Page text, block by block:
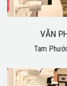
VĂN
Tam